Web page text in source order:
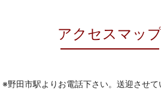
アクセスマッ
市駅よりお電話下さい。送迎させて